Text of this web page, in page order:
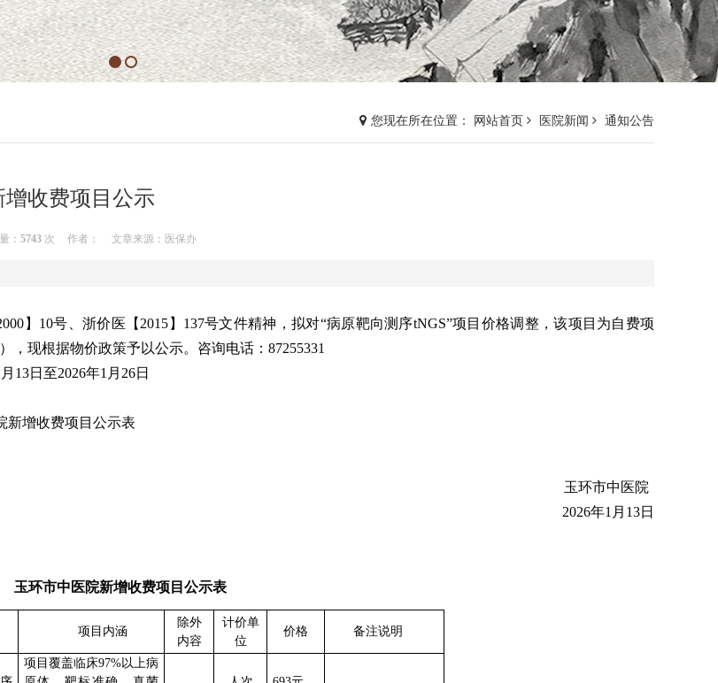
您现在所在位置： 网站首页 医院新闻 通知公告
收费项目公示
： 5743 次 作者： 文章来源：医保办
】10号、浙价医【2015】137号文件精神，拟对“病原靶向测序tNGS”项目 价格调整，该项目 为自费项
，现根据物价政策予以公示。咨询电话： 87255331
13日至2026年1月26日
新增收费项目公示表
玉环市中医院
2026年1月 13日
玉环市中医院新增收费项目公示表
项目内涵
除外
内容
计价单
位
价格 备注说明
项目覆盖临床97%以上病